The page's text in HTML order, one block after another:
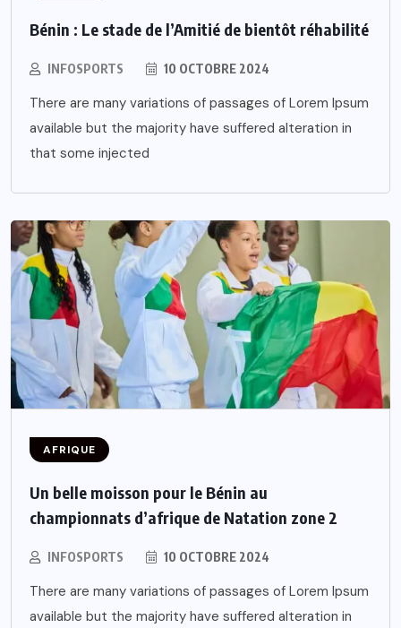
Bénin : Le stade de l’Amitié de bientôt réhabilité
INFOSPORTS 10 OCTOBRE 2024
There are many variations of passages of Lorem Ipsum
available but the majority have suffered alteration in
that some injected
AFRIQUE
Un belle moisson pour le Bénin au
championnats d’afrique de Natation zone 2
INFOSPORTS 10 OCTOBRE 2024
There are many variations of passages of Lorem Ipsum
available but the majority have suffered alteration in